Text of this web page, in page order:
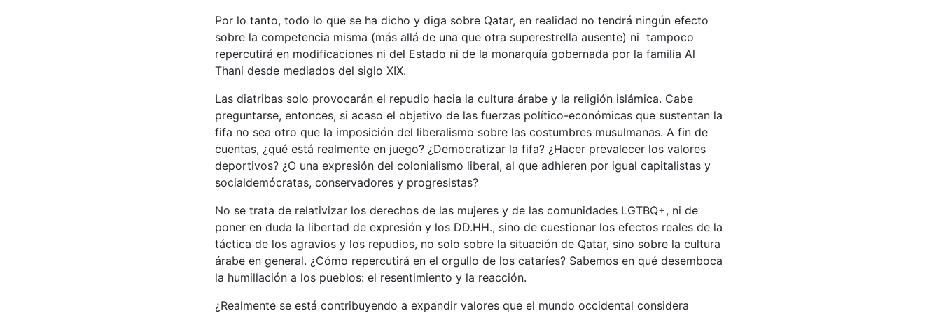
Por lo tanto, todo lo que se ha dicho y diga sobre Qatar, en realidad no tendrá ningún efecto
sobre la competencia misma (más allá de una que otra superestrella ausente) ni tampoco
repercutirá en modificaciones ni del Estado ni de la monarquía gobernada por la familia Al
Thani desde mediados del siglo XIX.
Las diatribas solo provocarán el repudio hacia la cultura árabe y la religión islámica. Cabe
preguntarse, entonces, si acaso el objetivo de las fuerzas político-económicas que sustentan la
fifa no sea otro que la imposición del liberalismo sobre las costumbres musulmanas. A fin de
cuentas, ¿qué está realmente en juego? ¿Democratizar la fifa? ¿Hacer prevalecer los valores
deportivos? ¿O una expresión del colonialismo liberal, al que adhieren por igual capitalistas y
socialdemócratas, conservadores y progresistas?
No se trata de relativizar los derechos de las mujeres y de las comunidades LGTBQ+, ni de
poner en duda la libertad de expresión y los DD.HH., sino de cuestionar los efectos reales de la
táctica de los agravios y los repudios, no solo sobre la situación de Qatar, sino sobre la cultura
árabe en general. ¿Cómo repercutirá en el orgullo de los cataríes? Sabemos en qué desemboca
la humillación a los pueblos: el resentimiento y la reacción.
¿Realmente se está contribuyendo a expandir valores que el mundo occidental considera